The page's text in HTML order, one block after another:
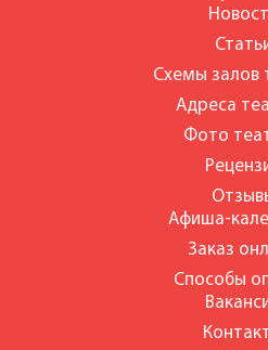
Схемы залов
Адреса
Фото
Афиша-
Заказ
Способы